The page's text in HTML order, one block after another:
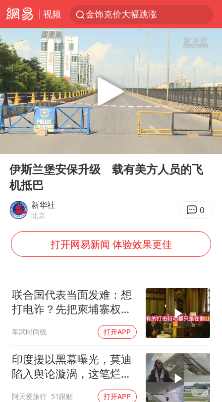
视频
金饰克价大幅跳涨
台风“白海豚”影响中国已成定局
因凡蒂诺首次公开道歉
儿子举报父亲伪造证件为私生子落户
今年4位周星驰电影配角去世
“梅姨”准确年龄仍未知
李嫣近照曝光
曝侯明昊违反交规被约谈
李亚鹏向地铁吐血女孩捐99999元
中国经济展现强大韧性和活力
Play
伊斯兰堡安保升级 载有美方人员的飞
机抵巴
新华社
北京 0
打开网易新闻 体验效果更佳
联合国代表当面发难：想
打电诈？先把柬埔寨权贵
军武时间线 打开APP
印度援以黑幕曝光，莫迪
陷入舆论漩涡，这笔烂账
阿天爱旅行 51跟贴 打开APP